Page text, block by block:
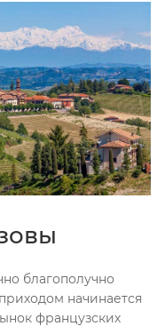
благополучно
начинается
французских